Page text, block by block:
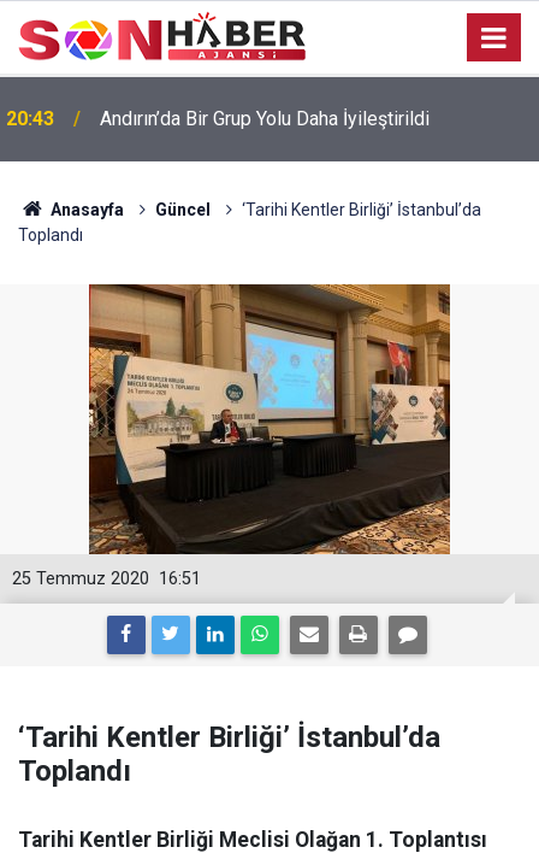
20:43 Andırın’da Bir Grup Yolu Daha İyileştirildi
Anasayfa Güncel
‘Tarihi Kentler Birliği’ İstanbul’da
Toplandı
16:51
25 Temmuz 2020
‘Tarihi Kentler Birliği’ İstanbul’da
Toplandı
Tarihi Kentler Birliği Meclisi Olağan 1. Toplantısı